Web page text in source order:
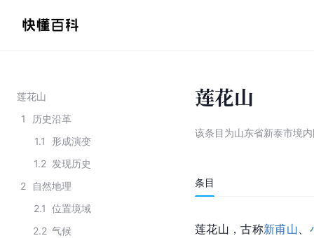
莲花山
1
历史沿革
1.1
形成演变
1.2 发现历史
2
自然地理
2.1 位置境域
2.2 气候
莲花山
该条目为山东省新泰市境
条目
莲花山，古称新甫山